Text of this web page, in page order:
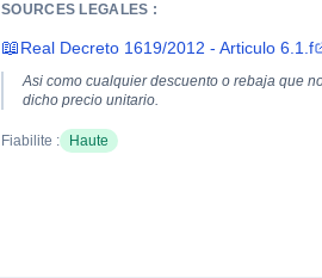
SOURCES LEGALES :
📖Real Decreto 1619/2012 - Articulo 6.1.f
Asi como cualquier descuento o rebaja que
dicho precio unitario.
Fiabilite : Haute